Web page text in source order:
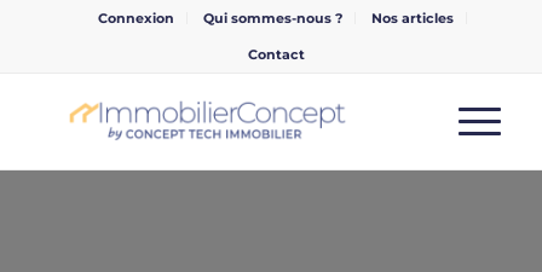
Connexion Qui sommes-nous ? Nos articles
Contact